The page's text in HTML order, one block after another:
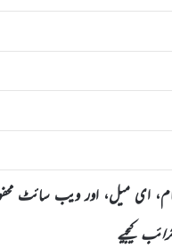
ای میل، اور ویب سائٹ
کیجیے